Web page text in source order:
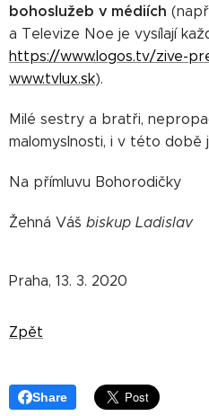
bohoslužeb v médiích
a Televize Noe je vysílají
https://www.logos.tv/zive-
www.tvlux.sk).
Milé sestry a bratři,
malomyslnosti, i v této době
Na přímluvu Bohorodičky
Žehná Váš biskup Ladislav
Praha, 13. 3. 2020
Zpět
Share